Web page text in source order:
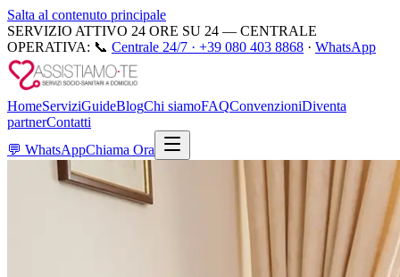
Salta al contenuto principale
SERVIZIO ATTIVO 24 ORE SU 24 — CENTRALE
OPERATIVA: 📞 Centrale 24/7 · +39 080 403 8868 · WhatsApp
HomeServiziGuideBlogChi siamoFAQConvenzioniDiventa
partnerContatti
💬 WhatsAppChiama Ora